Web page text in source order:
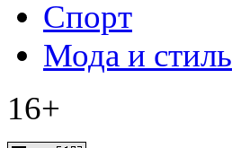
Спорт
Мода и стиль
16+